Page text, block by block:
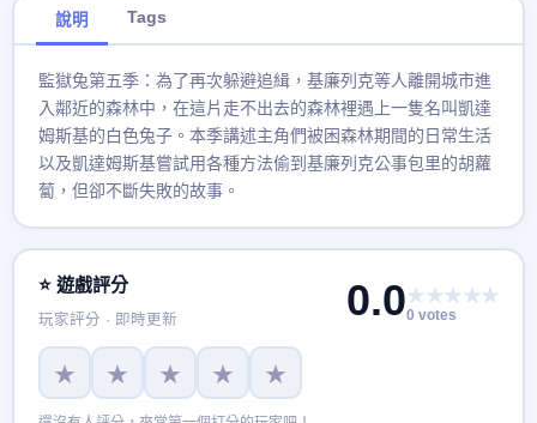
說明 Tags
監獄兔第五季：為了再次躲避追緝，基廉列克等人離開城市進
入鄰近的森林中，在這片走不出去的森林裡遇上一隻名叫凱達
姆斯基的白色兔子。本季講述主角們被困森林期間的日常生活
以及凱達姆斯基嘗試用各種方法偷到基廉列克公事包里的胡蘿
蔔，但卻不斷失敗的故事。
⭐ 遊戲評分
玩家評分 · 即時更新 0.0★★★★★
0 votes
★ ★ ★ ★ ★